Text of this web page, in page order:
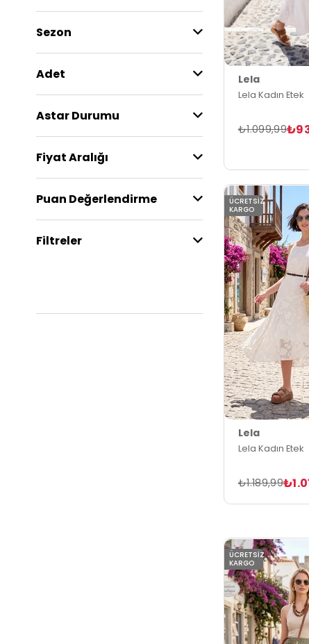
Sezon
Adet
Astar Durumu
Fiyat Aralığı
Puan Değerlendirme
Filtreler
Lela
Lela Kadın Etek
₺1.099,99
Lela
Lela Kadın Etek
₺1.189,99
ÜCRETSIZ
KARGO
ÜCRETSIZ
KARGO